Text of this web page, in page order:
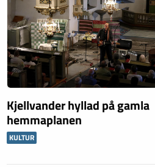
Kjellvander hyllad på gamla
hemmaplanen
KULTUR